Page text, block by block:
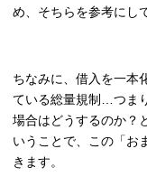
め、そちらを参考にし
ちなみに、借入を一本
ている総量規制…つま
場合はどうするのか？
いうことで、この「お
きます。